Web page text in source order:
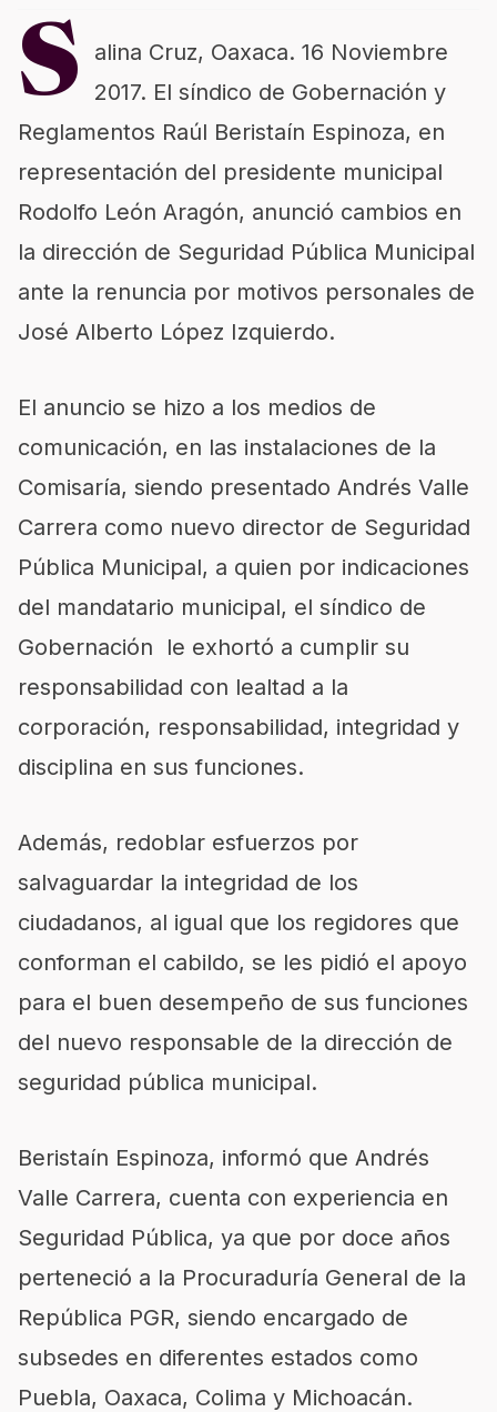
S
alina Cruz, Oaxaca. 16 Noviembre
2017. El síndico de Gobernación y
Reglamentos Raúl Beristaín Espinoza, en
representación del presidente municipal
Rodolfo León Aragón, anunció cambios en
la dirección de Seguridad Pública Municipal
ante la renuncia por motivos personales de
José Alberto López Izquierdo.
El anuncio se hizo a los medios de
comunicación, en las instalaciones de la
Comisaría, siendo presentado Andrés Valle
Carrera como nuevo director de Seguridad
Pública Municipal, a quien por indicaciones
del mandatario municipal, el síndico de
Gobernación le exhortó a cumplir su
responsabilidad con lealtad a la
corporación, responsabilidad, integridad y
disciplina en sus funciones.
Además, redoblar esfuerzos por
salvaguardar la integridad de los
ciudadanos, al igual que los regidores que
conforman el cabildo, se les pidió el apoyo
para el buen desempeño de sus funciones
del nuevo responsable de la dirección de
seguridad pública municipal.
Beristaín Espinoza, informó que Andrés
Valle Carrera, cuenta con experiencia en
Seguridad Pública, ya que por doce años
perteneció a la Procuraduría General de la
República PGR, siendo encargado de
subsedes en diferentes estados como
Puebla, Oaxaca, Colima y Michoacán.